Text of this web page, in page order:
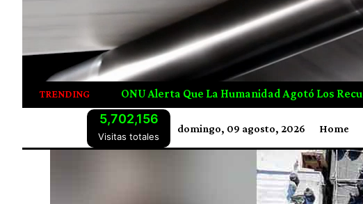
TRENDING
La Humanidad Agotó Los Recursos Naturales De 2026 Desde Julio
Visitas totales
5,702,156
domingo, 09 agosto, 2026 Home